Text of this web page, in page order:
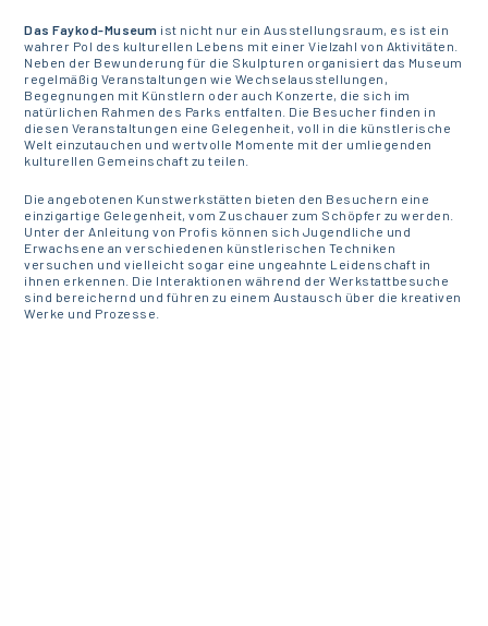
Das Faykod-Museum ist nicht nur ein Ausstellungsraum, es ist ein
wahrer Pol des kulturellen Lebens mit einer Vielzahl von Aktivitäten.
Neben der Bewunderung für die Skulpturen organisiert das Museum
regelmäßig Veranstaltungen wie Wechselausstellungen,
Begegnungen mit Künstlern oder auch Konzerte, die sich im
natürlichen Rahmen des Parks entfalten. Die Besucher finden in
diesen Veranstaltungen eine Gelegenheit, voll in die künstlerische
Welt einzutauchen und wertvolle Momente mit der umliegenden
kulturellen Gemeinschaft zu teilen.
Die angebotenen Kunstwerkstätten bieten den Besuchern eine
einzigartige Gelegenheit, vom Zuschauer zum Schöpfer zu werden.
Unter der Anleitung von Profis können sich Jugendliche und
Erwachsene an verschiedenen künstlerischen Techniken
versuchen und vielleicht sogar eine ungeahnte Leidenschaft in
ihnen erkennen. Die Interaktionen während der Werkstattbesuche
sind bereichernd und führen zu einem Austausch über die kreativen
Werke und Prozesse.